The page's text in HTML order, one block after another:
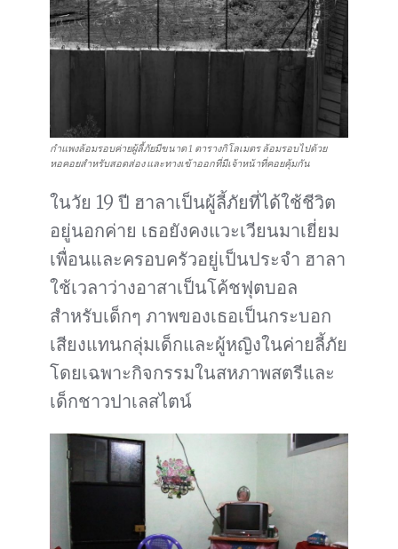
กำแพงล้อมรอบค่ายผู้ลี้ภัยมีขนาด 1 ตารางกิโลเมตร ล้อมรอบไปด้วย
หอคอยสำหรับสอดส่อง และทางเข้าออกที่มีเจ้าหน้าที่คอยคุ้มกัน
ในวัย 19 ปี ฮาลาเป็นผู้ลี้ภัยที่ได้ใช้ชีวิต
อยู่นอกค่าย เธอยังคงแวะเวียนมาเยี่ยม
เพื่อนและครอบครัวอยู่เป็นประจำ ฮาลา
ใช้เวลาว่างอาสาเป็นโค้ชฟุตบอล
สำหรับเด็กๆ ภาพของเธอเป็นกระบอก
เสียงแทนกลุ่มเด็กและผู้หญิงในค่ายลี้ภัย
โดยเฉพาะกิจกรรมในสหภาพสตรีและ
เด็กชาวปาเลสไตน์